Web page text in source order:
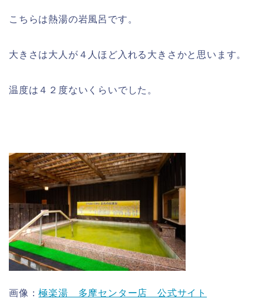
こちらは熱湯の岩風呂です。
大きさは大人が４人ほど入れる大きさかと思います。
温度は４２度ないくらいでした。
画像：極楽湯 多摩センター店 公式サイト